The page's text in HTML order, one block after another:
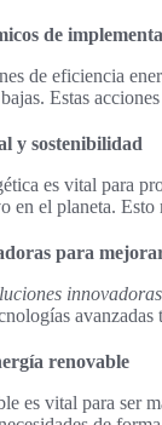
de
de eficiencia
Estas
y sostenibilidad
es vital para
en el planeta.
para
innovadoras
renovable
es vital para ser